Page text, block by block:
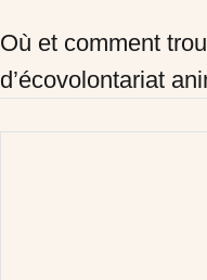
Où et comment
d’écovolontariat